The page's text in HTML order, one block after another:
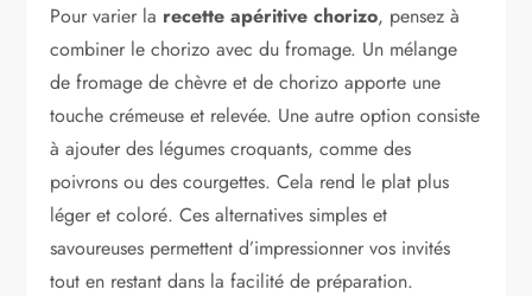
Pour varier la recette apéritive chorizo, pensez à
combiner le chorizo avec du fromage. Un mélange
de fromage de chèvre et de chorizo apporte une
touche crémeuse et relevée. Une autre option consiste
à ajouter des légumes croquants, comme des
poivrons ou des courgettes. Cela rend le plat plus
léger et coloré. Ces alternatives simples et
savoureuses permettent d’impressionner vos invités
tout en restant dans la facilité de préparation.